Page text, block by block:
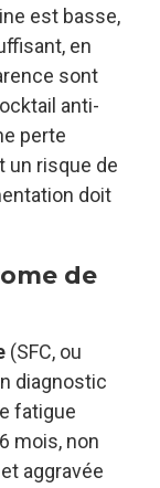
est basse,
en
sont
anti-
perte
un risque de
doit
de
(SFC, ou
diagnostic
fatigue
mois, non
aggravée